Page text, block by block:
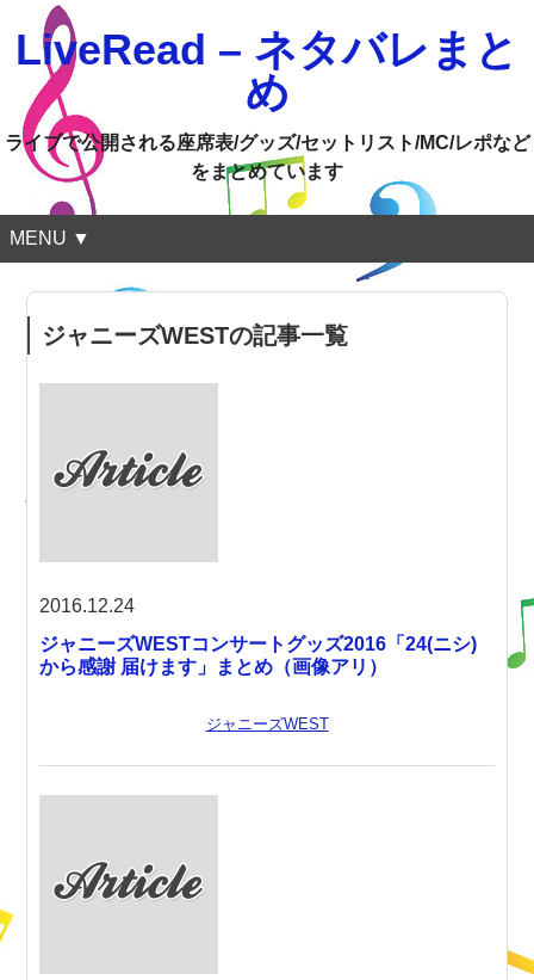
LiveRead – ネタバレまと
め
ライブで公開される座席表/グッズ/セットリスト/MC/レポなど
をまとめています
MENU ▼
ジャニーズWESTの記事一覧
2016.12.24
ジャニーズWESTコンサートグッズ2016「24(ニシ)
から感謝 届けます」まとめ（画像アリ）
ジャニーズWEST